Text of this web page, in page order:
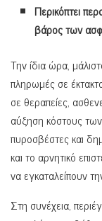
Περικόπτει
βάρος των
Την ίδια ώρα,
πληρωμές σε
σε θεραπείες,
αύξηση κόστους
πυροσβέστες και
και το αρνητικό
να εγκαταλείπουν
Στη συνέχεια,